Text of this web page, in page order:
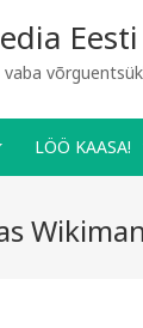
Eesti
vaba
LÖÖ KAASA!